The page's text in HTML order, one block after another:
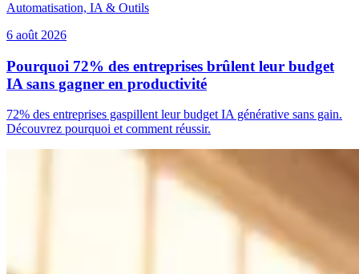
Automatisation, IA & Outils
6 août 2026
Pourquoi 72% des entreprises brûlent leur budget
IA sans gagner en productivité
72% des entreprises gaspillent leur budget IA générative sans gain.
Découvrez pourquoi et comment réussir.